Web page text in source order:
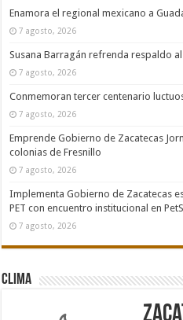
Enamora el regional mexicano a
7 agosto, 2026
Susana Barragán refrenda respaldo
7 agosto, 2026
Conmemoran tercer centenario
7 agosto, 2026
Emprende Gobierno de Zacatecas
colonias de Fresnillo
7 agosto, 2026
Implementa Gobierno de Zacatecas
PET con encuentro institucional en
7 agosto, 2026
Clima